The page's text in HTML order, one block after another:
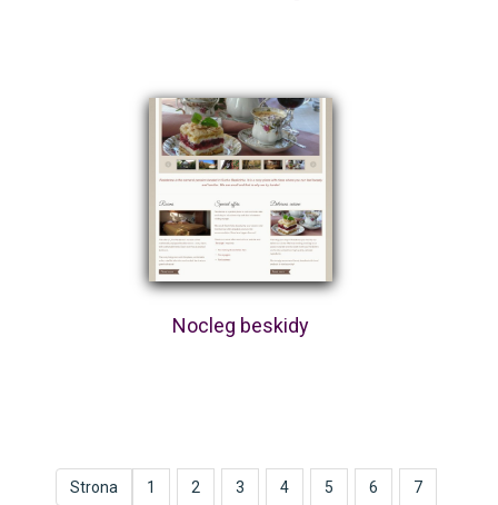
Nocleg beskidy
Strona 1 2 3 4 5 6 7